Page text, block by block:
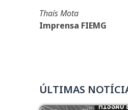
Thaís Mota
Imprensa FIEMG
ÚLTIMAS